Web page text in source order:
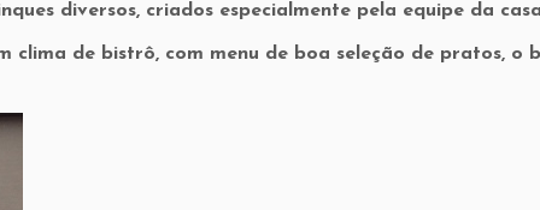
diversos, criados especialmente pela equipe da
clima de bistrô, com menu de boa seleção de pratos, o